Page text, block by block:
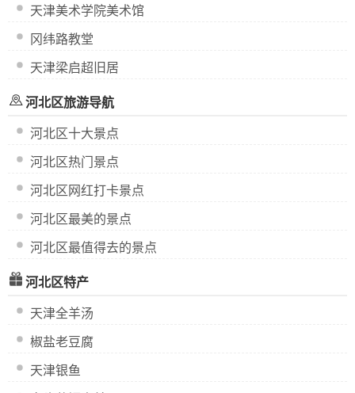
天津美术学院美术馆
冈纬路教堂
天津梁启超旧居
河北区旅游导航
河北区十大景点
河北区热门景点
河北区网红打卡景点
河北区最美的景点
河北区最值得去的景点
河北区特产
天津全羊汤
椒盐老豆腐
天津银鱼